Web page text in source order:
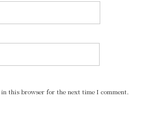
in this browser for the next time I comment.